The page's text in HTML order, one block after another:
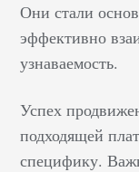
Они стали
эффективно
узнаваемость.
Успех
подходящей
специфику.